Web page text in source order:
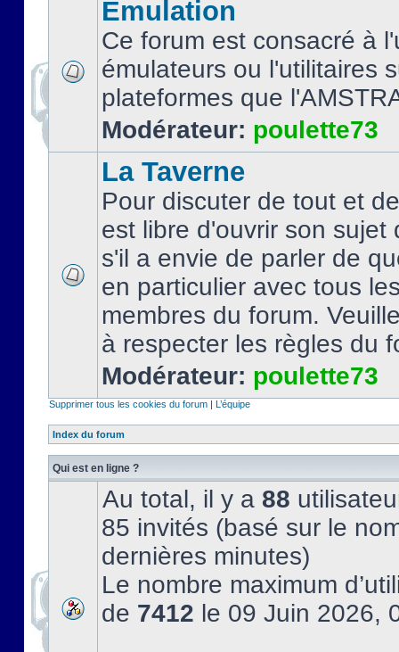
Émulation
Ce forum est consacré à
émulateurs ou l'utilitaires
plateformes que
Modérateur: poulette73
La Taverne
Pour discuter de tout et
est libre d'ouvrir son sujet
s'il a envie de parler de
en particulier avec tous
membres du forum.
à respecter les règles du
Modérateur: poulette73
Supprimer tous les cookies du forum | L’équipe
Index du forum
Qui est en ligne ?
Au total, il y a 88
85 invités (basé sur le
dernières minutes)
Le nombre maximum
de 7412 le 09 Juin 2026,